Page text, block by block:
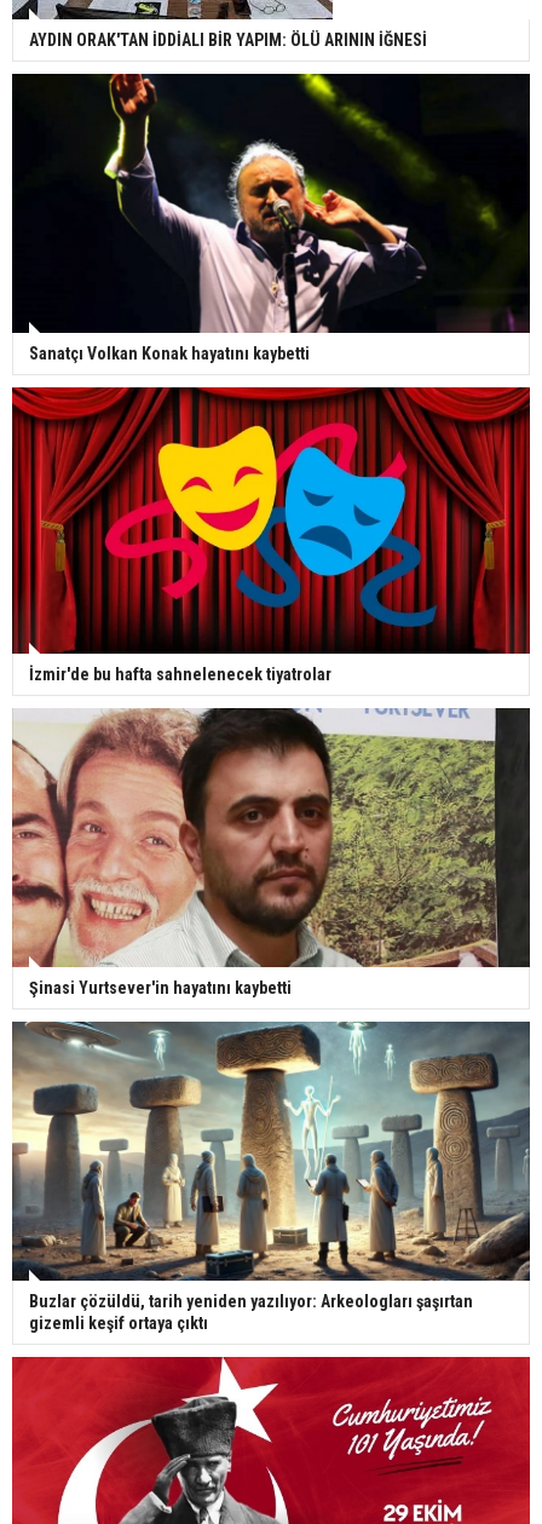
AYDIN ORAK'TAN İDDİALI BİR YAPIM: ÖLÜ ARININ İĞNESİ
Sanatçı Volkan Konak hayatını kaybetti
İzmir'de bu hafta sahnelenecek tiyatrolar
Şinasi Yurtsever'in hayatını kaybetti
Buzlar çözüldü, tarih yeniden yazılıyor: Arkeologları şaşırtan
gizemli keşif ortaya çıktı